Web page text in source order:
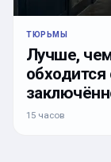
ТЮРЬМЫ
Лучше,
15 часов